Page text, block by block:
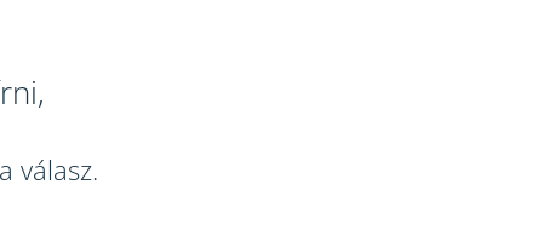
válasz.